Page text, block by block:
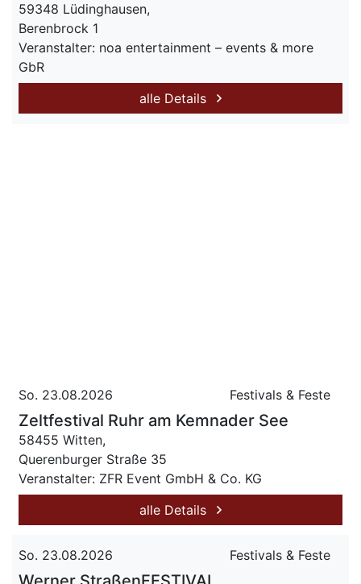
59348 Lüdinghausen,
Berenbrock 1
Veranstalter: noa entertainment – events & more
GbR
alle Details
So. 23.08.2026 Festivals & Feste
Zeltfestival Ruhr am Kemnader See
58455 Witten,
Querenburger Straße 35
Veranstalter: ZFR Event GmbH & Co. KG
alle Details
So. 23.08.2026 Festivals & Feste